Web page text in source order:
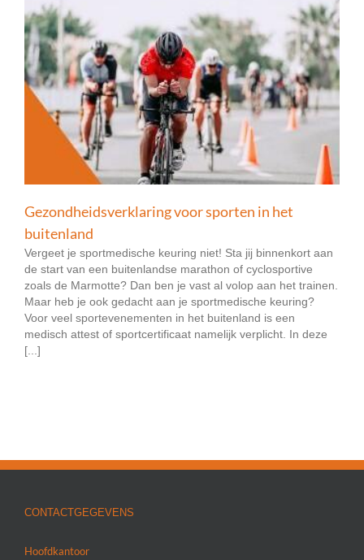
Gezondheidsverklaring voor sporten in het
buitenland
Vergeet je sportmedische keuring niet! Sta jij binnenkort aan
de start van een buitenlandse marathon of cyclosportive
zoals de Marmotte? Dan ben je vast al volop aan het trainen.
Maar heb je ook gedacht aan je sportmedische keuring?
Voor veel sportevenementen in het buitenland is een
medisch attest of sportcertificaat namelijk verplicht. In deze
[...]
CONTACTGEGEVENS
Hoofdkantoor